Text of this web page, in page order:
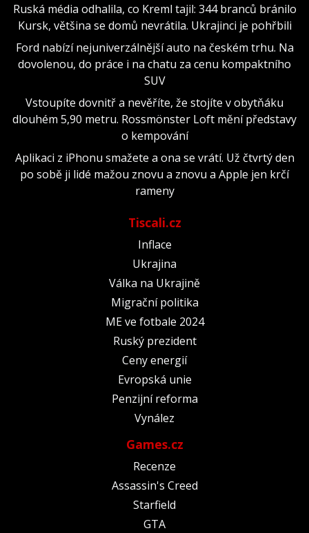
Ruská média odhalila, co Kreml tajil: 344 branců bránilo
Kursk, většina se domů nevrátila. Ukrajinci je pohřbili
Ford nabízí nejuniverzálnější auto na českém trhu. Na
dovolenou, do práce i na chatu za cenu kompaktního
SUV
Vstoupíte dovnitř a nevěříte, že stojíte v obytňáku
dlouhém 5,90 metru. Rossmönster Loft mění představy
o kempování
Aplikaci z iPhonu smažete a ona se vrátí. Už čtvrtý den
po sobě ji lidé mažou znovu a znovu a Apple jen krčí
rameny
Tiscali.cz
Inflace
Ukrajina
Válka na Ukrajině
Migrační politika
ME ve fotbale 2024
Ruský prezident
Ceny energií
Evropská unie
Penzijní reforma
Vynález
Games.cz
Recenze
Assassin's Creed
Starfield
GTA